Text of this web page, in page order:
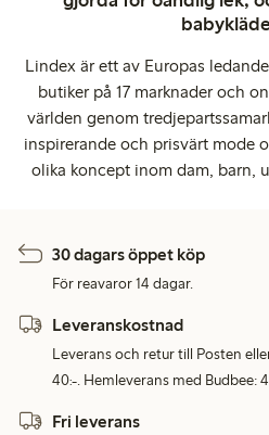
Lindex är ett av Europas
butiker på 17 marknader och
världen genom
inspirerande och prisvärt mode
olika koncept inom dam, barn,
30 dagars öppet köp
För reavaror 14 dagar.
Leveranskostnad
Leverans och retur till Posten
40:-. Hemleverans med Budbee:
Fri leverans